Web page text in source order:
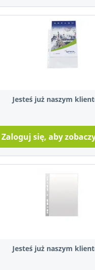
Jesteś już naszym
Zaloguj się, aby
Jesteś już naszym